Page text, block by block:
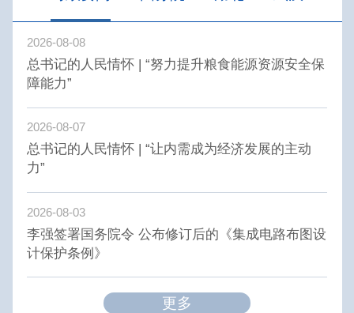
2026-08-08
总书记的人民情怀 | “努力提升粮食能源资源安全保
障能力”
2026-08-07
总书记的人民情怀 | “让内需成为经济发展的主动
力”
2026-08-03
李强签署国务院令 公布修订后的《集成电路布图设
计保护条例》
更多